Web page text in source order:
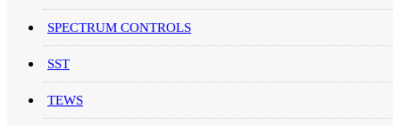
SPECTRUM CONTROLS
SST
TEWS